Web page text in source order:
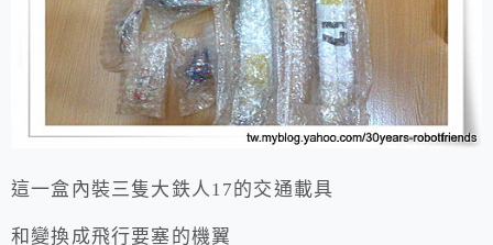
這一盒內裝三隻大鉄人17的交通載具
和變換成飛行要塞的機翼